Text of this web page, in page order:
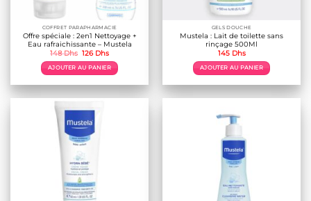
COFFRET PARAPHARMACIE
Offre spéciale : 2en1 Nettoyage +
Eau rafraichissante – Mustela
148Dhs Le
initial
était :
148 Dhs.
126 DhsLe
actuel
est :
126 Dhs.
AJOUTER AU PANIER
GELS DOUCHE
Mustela : Lait de toilette sans
rinçage 500Ml
145 Dhs
AJOUTER AU PANIER